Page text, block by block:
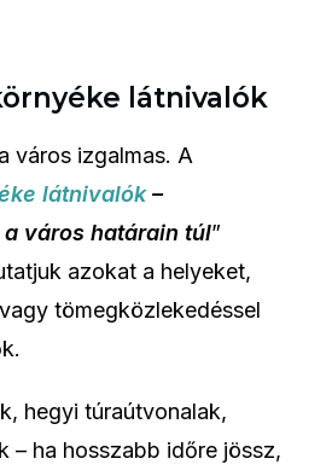
látnivalók
város izgalmas. A
látnivalók–
város határain túl”
azokat a helyeket,
tömegközlekedéssel
hegyi túraútvonalak,
– ha hosszabb időre jössz,